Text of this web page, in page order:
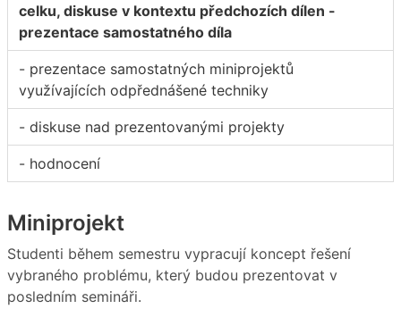
celku, diskuse v kontextu předchozích dílen -
prezentace samostatného díla
- prezentace samostatných miniprojektů
využívajících odpřednášené techniky
- diskuse nad prezentovanými projekty
- hodnocení
Miniprojekt
Studenti během semestru vypracují koncept řešení
vybraného problému, který budou prezentovat v
posledním semináři.